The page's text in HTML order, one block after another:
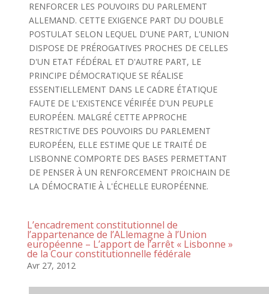
RENFORCER LES POUVOIRS DU PARLEMENT
ALLEMAND. CETTE EXIGENCE PART DU DOUBLE
POSTULAT SELON LEQUEL D'UNE PART, L'UNION
DISPOSE DE PRÉROGATIVES PROCHES DE CELLES
D'UN ETAT FÉDÉRAL ET D'AUTRE PART, LE
PRINCIPE DÉMOCRATIQUE SE RÉALISE
ESSENTIELLEMENT DANS LE CADRE ÉTATIQUE
FAUTE DE L'EXISTENCE VÉRIFÉE D'UN PEUPLE
EUROPÉEN. MALGRÉ CETTE APPROCHE
RESTRICTIVE DES POUVOIRS DU PARLEMENT
EUROPÉEN, ELLE ESTIME QUE LE TRAITÉ DE
LISBONNE COMPORTE DES BASES PERMETTANT
DE PENSER À UN RENFORCEMENT PROICHAIN DE
LA DÉMOCRATIE À L'ÉCHELLE EUROPÉENNE.
L’encadrement constitutionnel de
l’appartenance de l’ALlemagne à l’Union
européenne – L’apport de l’arrêt « Lisbonne »
de la Cour constitutionnelle fédérale
Avr 27, 2012